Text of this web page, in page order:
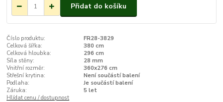
Přidat do košíku
Číslo produktu:
FR28-3829
Celková šířka:
380 cm
Celková hloubka:
296 cm
Síla stěny:
28 mm
Vnitřní rozměr:
360x276 cm
Střešní krytina:
Není součástí balení
Podlaha:
Je součástí balení
Záruka:
5 let
Hlídat cenu / dostupnost